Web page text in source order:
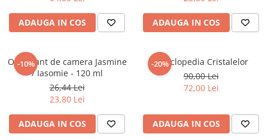
ADAUGA IN COS ADAUGA IN COS
-10%
Odorizant de camera Jasmine
/ Iasomie - 120 ml
26,44 Lei
23,80 Lei
ADAUGA IN COS
-20%
Enciclopedia Cristalelor
90,00 Lei
72,00 Lei
ADAUGA IN COS